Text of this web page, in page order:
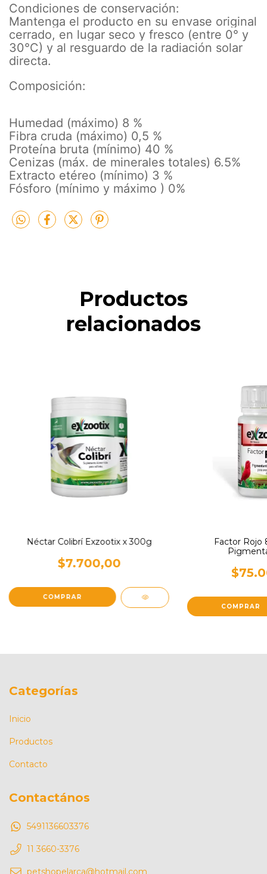
Condiciones de conservación:
Mantenga el producto en su envase original
cerrado, en lugar seco y fresco (entre 0° y
30°C) y al resguardo de la radiación solar
directa.
Composición:
Humedad (máximo) 8 %
Fibra cruda (máximo) 0,5 %
Proteína bruta (mínimo) 40 %
Cenizas (máx. de minerales totales) 6.5%
Extracto etéreo (mínimo) 3 %
Fósforo (mínimo y máximo ) 0%
Productos
relacionados
Néctar Colibrí Exzootix x 300g
$7.700,00
Factor Rojo
Categorías
Inicio
Productos
Contacto
Contactános
5491136603376
11 3660-3376
petshopelarca@hotmail.com